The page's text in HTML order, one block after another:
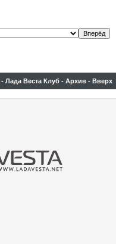
- Лада Веста Клуб - Архив - Вверх